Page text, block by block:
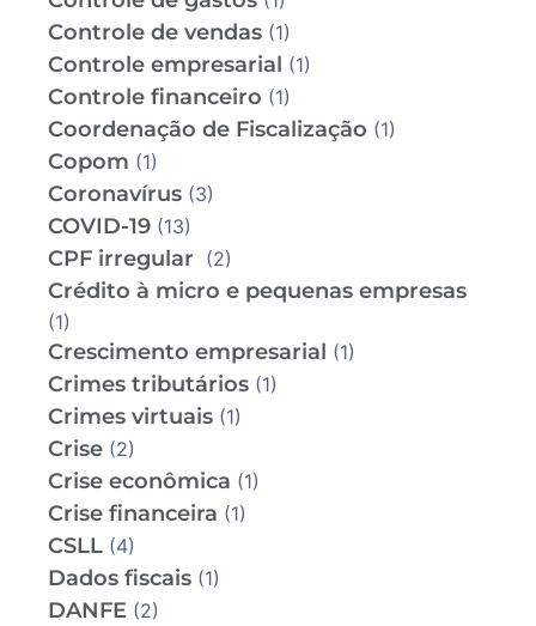
Controle de vendas (1)
Controle empresarial (1)
Controle financeiro (1)
Coordenação de Fiscalização (1)
Copom (1)
Coronavírus (3)
COVID-19 (13)
CPF irregular (2)
Crédito à micro e pequenas empresas
(1)
Crescimento empresarial (1)
Crimes tributários (1)
Crimes virtuais (1)
Crise (2)
Crise econômica (1)
Crise financeira (1)
CSLL (4)
Dados fiscais (1)
DANFE (2)